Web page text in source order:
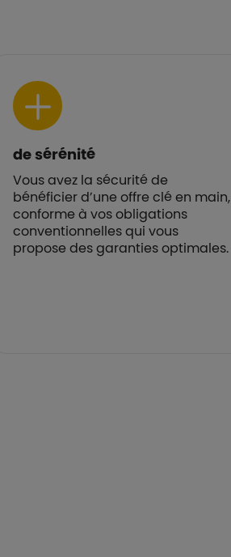
de sérénité
Vous avez la sécurité de
bénéficier d’une offre clé en main,
conforme à vos obligations
conventionnelles qui vous
propose des garanties optimales.